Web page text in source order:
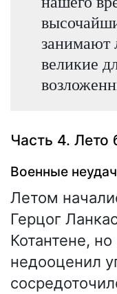
занимают
великие
Часть 4. Лето
Военные
Летом
Герцог
Котантене,
недооценил